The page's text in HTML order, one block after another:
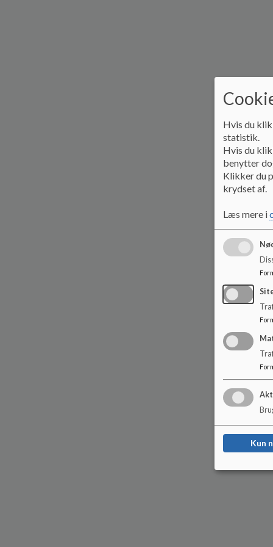
Hvis du
statistik.
Hvis du
benytter
Klikker du
krydset af.
Læs mere i
Kun